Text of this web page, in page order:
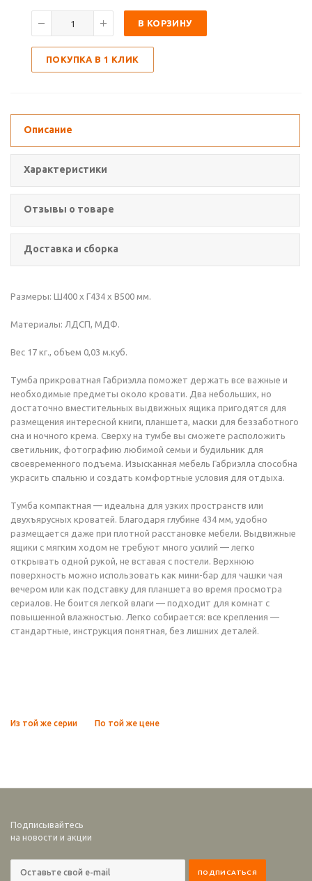
В КОРЗИНУ
ПОКУПКА В 1 КЛИК
Описание
Характеристики
Отзывы о товаре
Доставка и сборка
Размеры: Ш400 х Г434 х В500 мм.
Материалы: ЛДСП, МДФ.
Вес 17 кг., объем 0,03 м.куб.
Тумба прикроватная Габриэлла поможет держать все важные и
необходимые предметы около кровати. Два небольших, но
достаточно вместительных выдвижных ящика пригодятся для
размещения интересной книги, планшета, маски для беззаботного
сна и ночного крема. Сверху на тумбе вы сможете расположить
светильник, фотографию любимой семьи и будильник для
своевременного подъема. Изысканная мебель Габриэлла способна
украсить спальню и создать комфортные условия для отдыха.
Тумба компактная — идеальна для узких пространств или
двухъярусных кроватей. Благодаря глубине 434 мм, удобно
размещается даже при плотной расстановке мебели. Выдвижные
ящики с мягким ходом не требуют много усилий — легко
открывать одной рукой, не вставая с постели. Верхнюю
поверхность можно использовать как мини-бар для чашки чая
вечером или как подставку для планшета во время просмотра
сериалов. Не боится легкой влаги — подходит для комнат с
повышенной влажностью. Легко собирается: все крепления —
стандартные, инструкция понятная, без лишних деталей.
Из той же серии По той же цене
Подписывайтесь
на новости и акции